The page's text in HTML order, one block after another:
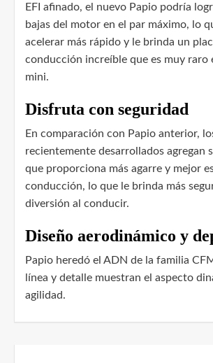
EFI afinado, el nuevo Papio podría
bajas del motor en el par máximo, lo
acelerar más rápido y le brinda un
conducción increíble que es muy raro
mini.
Disfruta con seguridad
En comparación con Papio anterior,
recientemente desarrollados agregan
que proporciona más agarre y mejor
conducción, lo que le brinda más
diversión al conducir.
Diseño aerodinámico y
Papio heredó el ADN de la familia
línea y detalle muestran el aspecto
agilidad.